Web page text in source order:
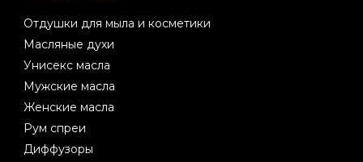
Отдушки для мыла и косметики
Масляные духи
Унисекс масла
Мужские масла
Женские масла
Рум спреи
Диффузоры